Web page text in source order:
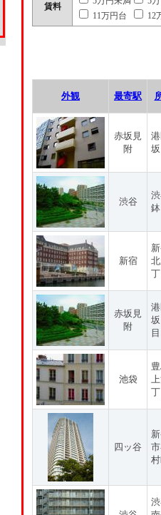
賃料
11万円台
12
外観 最寄駅
赤坂見
附
渋谷
新宿
赤坂見
附
目
池袋
四ッ谷